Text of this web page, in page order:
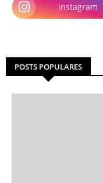
instagram
POSTS POPULARES